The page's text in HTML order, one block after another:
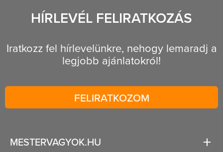
HÍRLEVÉL FELIRATKOZÁS
Iratkozz fel hírlevelünkre, nehogy lemaradj a
legjobb ajánlatokról!
FELIRATKOZOM
MESTERVAGYOK.HU